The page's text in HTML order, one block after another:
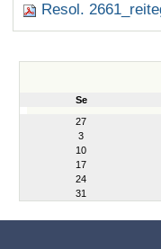
Resol.
Se
27
3
10
17
24
31